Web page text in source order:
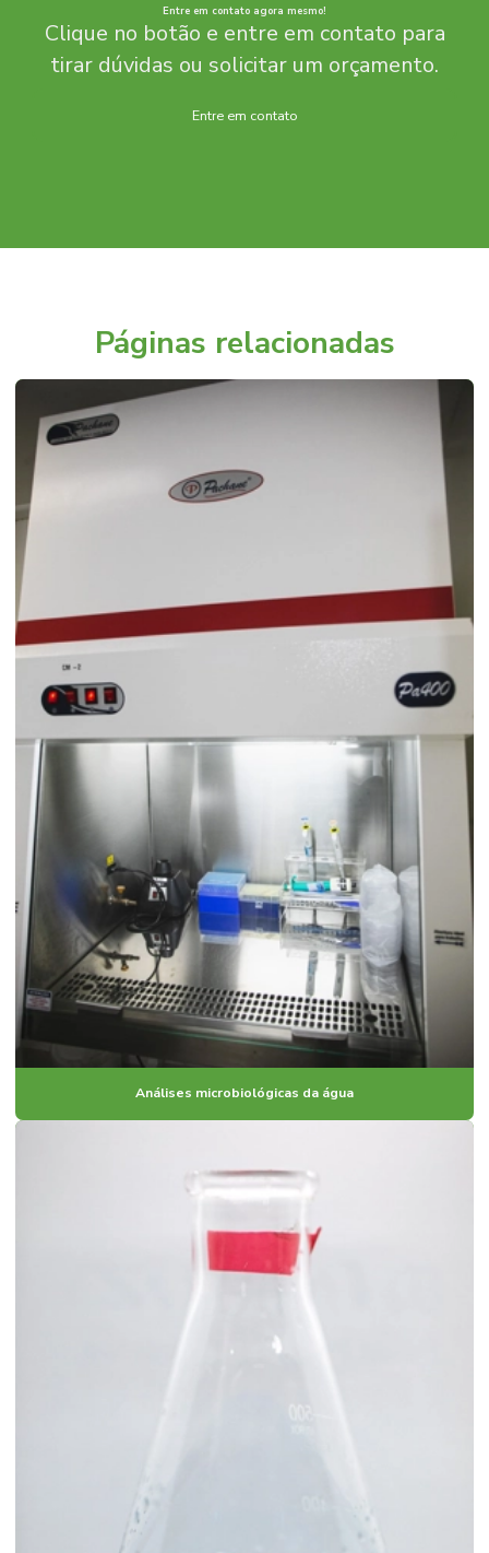
Entre em contato agora mesmo!
Clique no botão e entre em contato para
tirar dúvidas ou solicitar um orçamento.
Entre em contato
Páginas relacionadas
Análises microbiológicas da água